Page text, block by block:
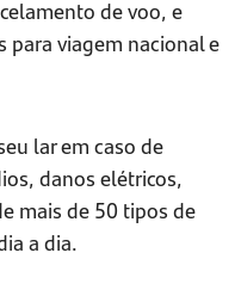
de voo, e
viagem nacional e
lar em caso de
danos elétricos,
mais de 50 tipos de
a dia.